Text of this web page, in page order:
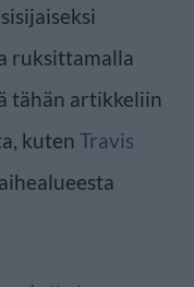
ruksittamalla
tähän artikkeliin
kuten Travis